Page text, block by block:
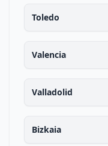
Toledo
Valencia
Valladolid
Bizkaia